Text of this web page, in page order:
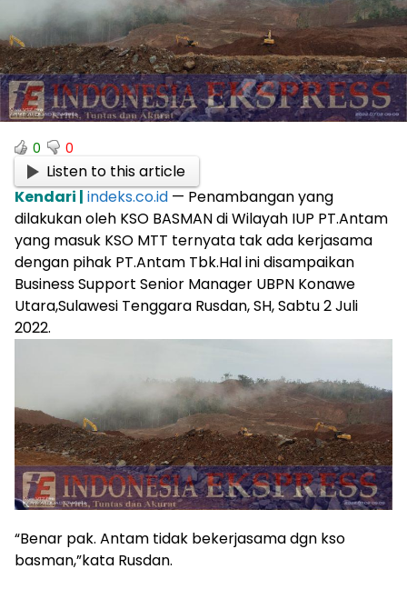
0 0
Listen to this article
Kendari | indeks.co.id — Penambangan yang
dilakukan oleh KSO BASMAN di Wilayah IUP PT.Antam
yang masuk KSO MTT ternyata tak ada kerjasama
dengan pihak PT.Antam Tbk.Hal ini disampaikan
Business Support Senior Manager UBPN Konawe
Utara,Sulawesi Tenggara Rusdan, SH, Sabtu 2 Juli
2022.
“Benar pak. Antam tidak bekerjasama dgn kso
basman,”kata Rusdan.